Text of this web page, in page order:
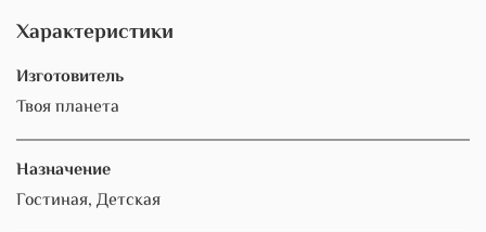
Характеристики
Изготовитель
Твоя планета
Назначение
Гостиная, Детская